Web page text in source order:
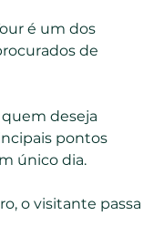
é um dos
de
quem deseja
pontos
único dia.
o visitante passa